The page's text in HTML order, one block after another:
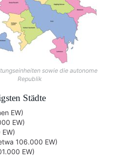
sowie die autonome
Republik
Städte
EW)
EW)
106.000 EW)
EW)